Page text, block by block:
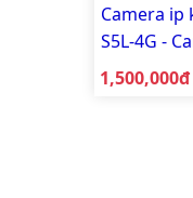
Camera ip
S5L-4G -
quét ngoài
Giá bán:
1,500,000đ